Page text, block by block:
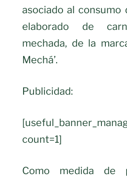
asociado al consumo
elaborado de
mechada, de la
Mechá’.
Publicidad:
count=1]
Como medida de